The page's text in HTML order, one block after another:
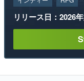
リリース日：2026